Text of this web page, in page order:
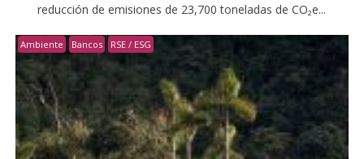
reducción de emisiones de 23,700 toneladas de CO₂e...
Ambiente Bancos RSE / ESG